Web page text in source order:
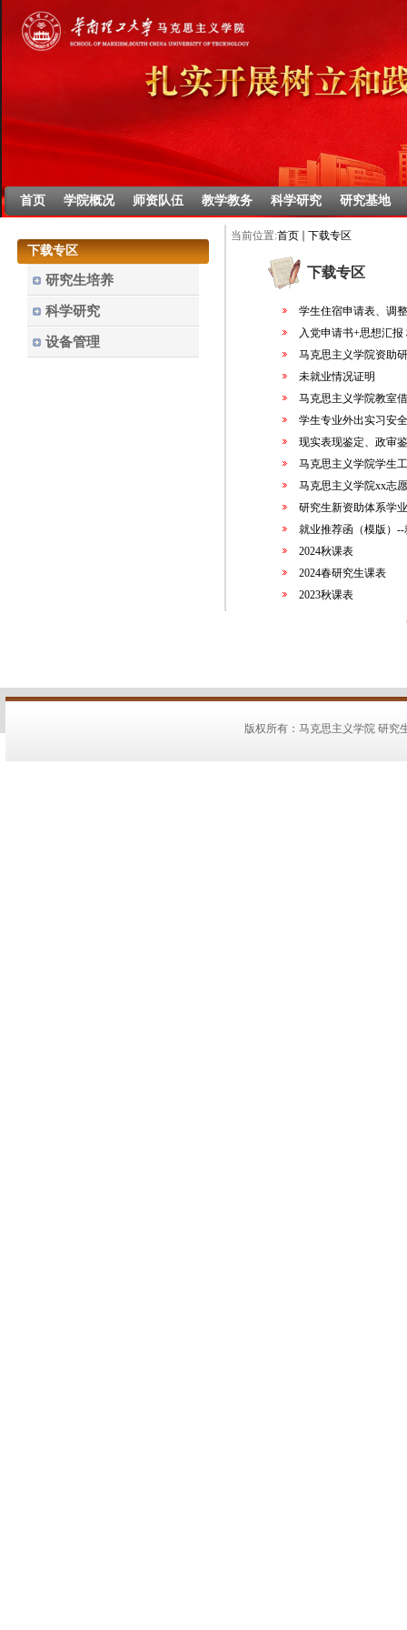
首页 学院概况 师资队伍 教学教务 科学研究 研究基地
下载专区
研究生培养
科学研究
设备管理
当前位置:首页 下载专区
下载专区
学生住宿申请表、调
入党申请书+思想汇报
马克思主义学院资助
未就业情况证明
马克思主义学院教室
学生专业外出实习安
现实表现鉴定、政审
马克思主义学院学生
马克思主义学院xx志
研究生新资助体系学
就业推荐函（模版）
2024秋课表
2024春研究生课表
2023秋课表
版权所有：马克思主义学院 研究